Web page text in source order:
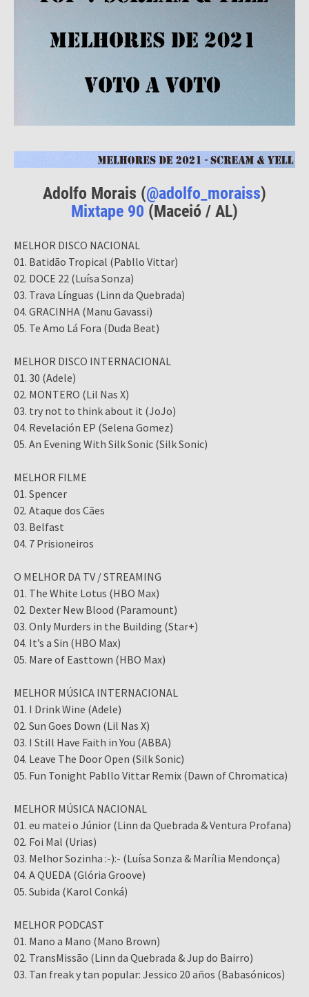
Adolfo Morais (@adolfo_moraiss)
Mixtape 90 (Maceió / AL)
MELHOR DISCO NACIONAL
01. Batidão Tropical (Pabllo Vittar)
02. DOCE 22 (Luísa Sonza)
03. Trava Línguas (Linn da Quebrada)
04. GRACINHA (Manu Gavassi)
05. Te Amo Lá Fora (Duda Beat)
MELHOR DISCO INTERNACIONAL
01. 30 (Adele)
02. MONTERO (Lil Nas X)
03. try not to think about it (JoJo)
04. Revelación EP (Selena Gomez)
05. An Evening With Silk Sonic (Silk Sonic)
MELHOR FILME
01. Spencer
02. Ataque dos Cães
03. Belfast
04. 7 Prisioneiros
O MELHOR DA TV / STREAMING
01. The White Lotus (HBO Max)
02. Dexter New Blood (Paramount)
03. Only Murders in the Building (Star+)
04. It’s a Sin (HBO Max)
05. Mare of Easttown (HBO Max)
MELHOR MÚSICA INTERNACIONAL
01. I Drink Wine (Adele)
02. Sun Goes Down (Lil Nas X)
03. I Still Have Faith in You (ABBA)
04. Leave The Door Open (Silk Sonic)
05. Fun Tonight Pabllo Vittar Remix (Dawn of Chromatica)
MELHOR MÚSICA NACIONAL
01. eu matei o Júnior (Linn da Quebrada & Ventura Profana)
02. Foi Mal (Urias)
03. Melhor Sozinha :-):- (Luísa Sonza & Marília Mendonça)
04. A QUEDA (Glória Groove)
05. Subida (Karol Conká)
MELHOR PODCAST
01. Mano a Mano (Mano Brown)
02. TransMissão (Linn da Quebrada & Jup do Bairro)
03. Tan freak y tan popular: Jessico 20 años (Babasónicos)